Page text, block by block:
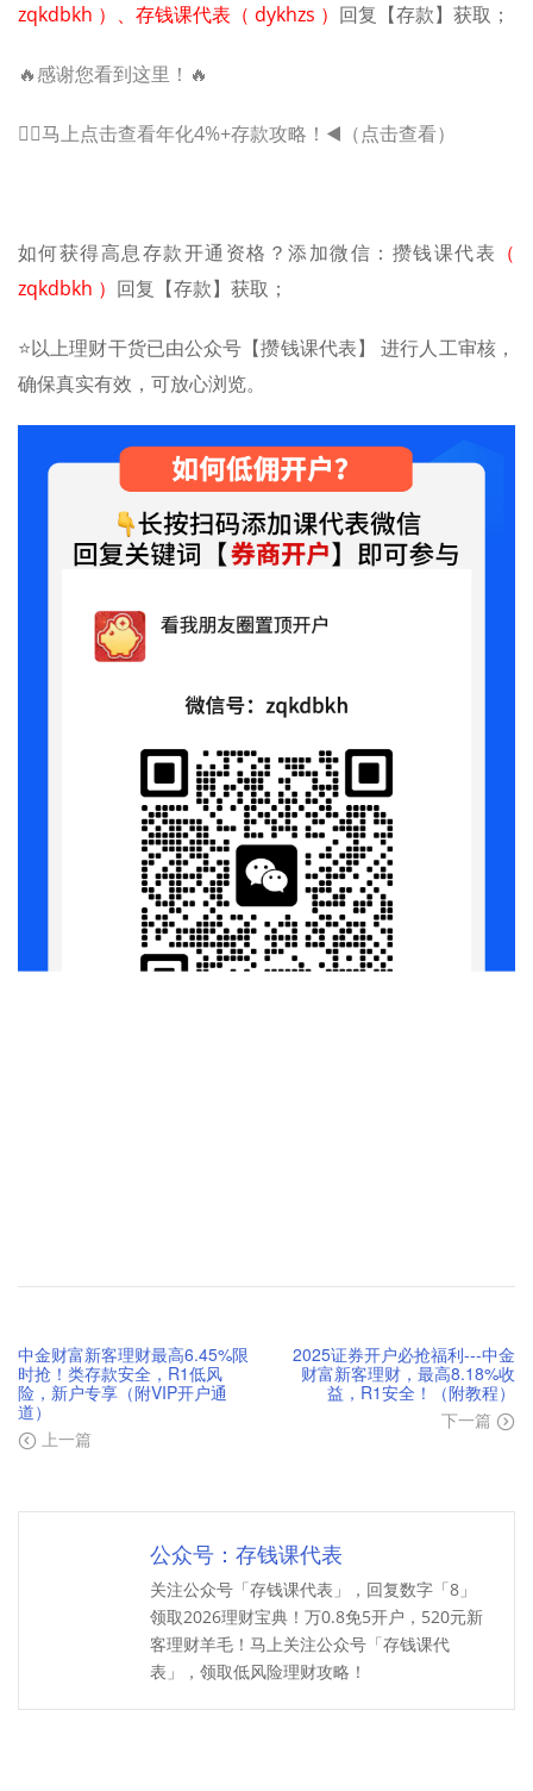
zqkdbkh ）、存钱课代表（ dykhzs ） 回复【存款】获取；
🔥感谢您看到这里！🔥
🖐🏻马上点击查看年化4%+存款攻略！◀️（点击查看）
如何获得高息存款开通资格？添加微信：攒钱课代表 （
zqkdbkh ） 回复【存款】获取；
⭐️以上理财干货已由公众号【攒钱课代表】 进行人工审核，
确保真实有效，可放心浏览。
中金财富新客理财最高6.45%限
时抢！类存款安全，R1低风
险，新户专享（附VIP开户通
道）
上一篇
2025证券开户必抢福利---中金
财富新客理财，最高8.18%收
益，R1安全！（附教程）
下一篇
公众号：存钱课代表
关注公众号「存钱课代表」，回复数字「8」
领取2026理财宝典！万0.8免5开户，520元新
客理财羊毛！马上关注公众号「存钱课代
表」，领取低风险理财攻略！